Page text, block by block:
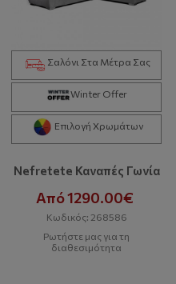
Σαλόνι Στα Μέτρα Σας
Winter Offer
Επιλογή Χρωμάτων
Nefretete Καναπές Γωνία
Από 1290.00€
Κωδικός: 268586
Ρωτήστε μας για τη
διαθεσιμότητα